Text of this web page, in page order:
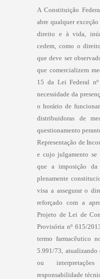
A Constituição
abre qualquer
direito e à vida,
cedem, como o
que deve ser
que comercializem
15 da Lei Federal
necessidade da
o horário de
distribuidoras de
questionamento
Representação de
e cujo julgamento se
que a imposição da
plenamente
visa a assegurar o
reforçado com a
Projeto de Lei de
Provisória nº 615/
termo
5.991/73, atualizando
ou
responsabilidade